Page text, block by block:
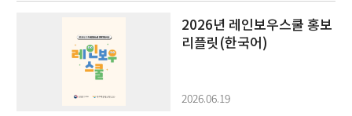
2026년 레인보우스쿨 홍보
리플릿(한국어)
2026.06.19